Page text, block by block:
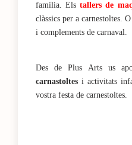
família. Elstallers de
clàssics per a carnestoltes.
i complements de carnaval.
Des de Plus Arts us
carnastoltes i activitats
vostra festa de carnestoltes.